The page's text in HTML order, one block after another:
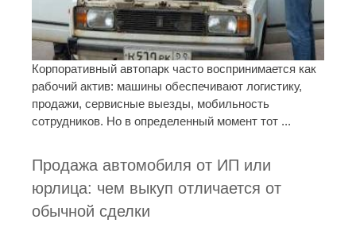
Корпоративный автопарк часто воспринимается как
рабочий актив: машины обеспечивают логистику,
продажи, сервисные выезды, мобильность
сотрудников. Но в определенный момент тот ...
Продажа автомобиля от ИП или
юрлица: чем выкуп отличается от
обычной сделки